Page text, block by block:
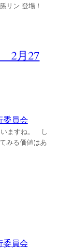
リン 登場！
2月27
委員会
ますね。 し
みる価値はあ
委員会